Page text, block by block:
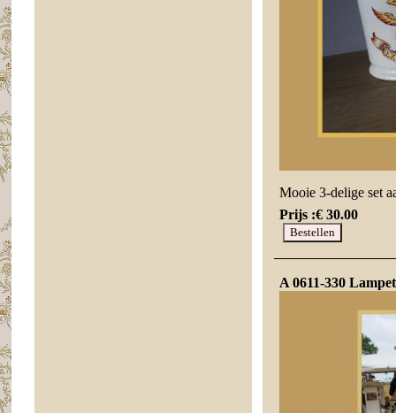
Mooie 3-delige set
Prijs :€ 30.00
A 0611-330